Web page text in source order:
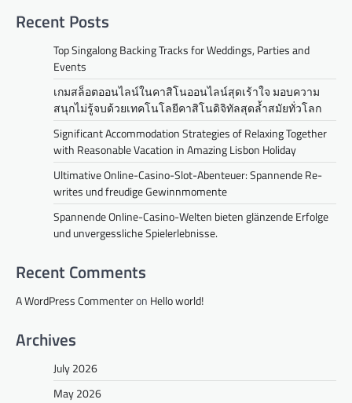
Recent Posts
Top Singalong Backing Tracks for Weddings, Parties and
Events
เกมสล็อตออนไลน์ในคาสิโนออนไลน์สุดเร้าใจ มอบความ
สนุกไม่รู้จบด้วยเทคโนโลยีคาสิโนดิจิทัลสุดล้ำสมัยทั่วโลก
Significant Accommodation Strategies of Relaxing Together
with Reasonable Vacation in Amazing Lisbon Holiday
Ultimative Online-Casino-Slot-Abenteuer: Spannende Re-
writes und freudige Gewinnmomente
Spannende Online-Casino-Welten bieten glänzende Erfolge
und unvergessliche Spielerlebnisse.
Recent Comments
A WordPress Commenteron Hello world!
Archives
July 2026
May 2026